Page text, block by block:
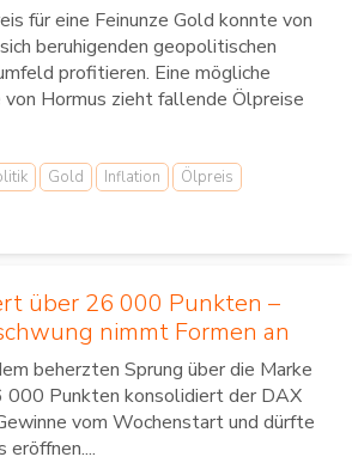
für eine Feinunze Gold konnte von
beruhigenden geopolitischen
profitieren. Eine mögliche
Hormus zieht fallende Ölpreise
Gold Inflation
Ölpreis
über 26 000 Punkten –
nimmt Formen an
beherzten Sprung über die Marke
000 Punkten konsolidiert der DAX
vom Wochenstart und dürfte